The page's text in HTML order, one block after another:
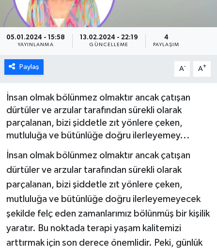
05.01.2024 - 15:58
YAYINLANMA
13.02.2024 - 22:19
GÜNCELLEME
4
PAYLAŞIM
Paylaş A- A+
İnsan olmak bölünmez olmaktır ancak çatışan
dürtüler ve arzular tarafından sürekli olarak
parçalanan, bizi şiddetle zıt yönlere çeken,
mutluluğa ve bütünlüğe doğru ilerleyemey...
İnsan olmak bölünmez olmaktır ancak çatışan
dürtüler ve arzular tarafından sürekli olarak
parçalanan, bizi şiddetle zıt yönlere çeken,
mutluluğa ve bütünlüğe doğru ilerleyemeyecek
şekilde felç eden zamanlarımız bölünmüş bir kişilik
yaratır. Bu noktada terapi yaşam kalitemizi
arttırmak için son derece önemlidir. Peki, günlük
ÖZEL HABER
DTO
RESMİ REKLAM